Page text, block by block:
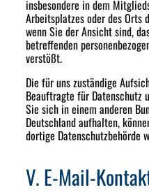
insbesondere in dem
Arbeitsplatzes oder des Orts
wenn Sie der Ansicht sind,
betreffenden
verstößt.
Die für uns zuständige
Beauftragte für Datenschutz
Sie sich in einem anderen
Deutschland aufhalten,
dortige Datenschutzbehörde
V. E-Mail-